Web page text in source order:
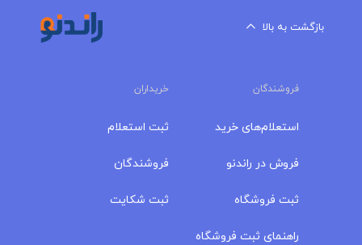
بازگشت به بالا
فروشندگان خریداران
استعلام‌های خرید
فروش در راندنو
ثبت فروشگاه
راهنمای ثبت فروشگاه
ثبت استعلام
فروشندگان
ثبت شکایت